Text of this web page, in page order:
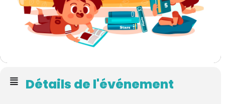
Détails de l'événement